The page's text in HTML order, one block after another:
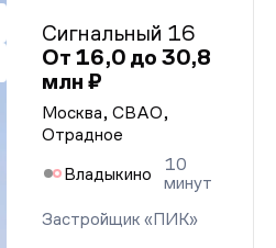
Сигнальный 16
От 16,0 до 30,8
млн ₽
Москва, СВАО,
Отрадное
Владыкино
10
минут
Застройщик «ПИК»